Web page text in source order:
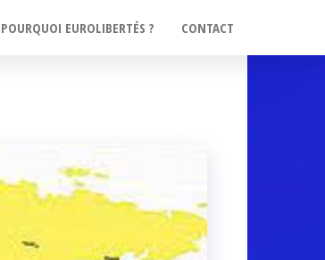
POURQUOI EUROLIBERTÉS ? CONTACT